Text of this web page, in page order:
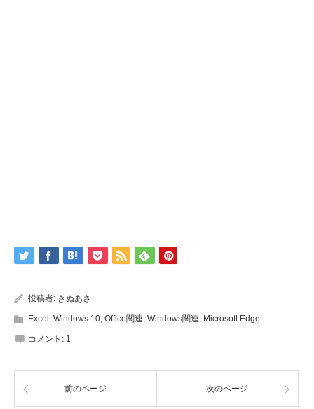
投稿者: きぬあさ
Excel , Windows 10, Office関連, Windows関連, Microsoft Edge
コメント: 1
前のページ 次のページ